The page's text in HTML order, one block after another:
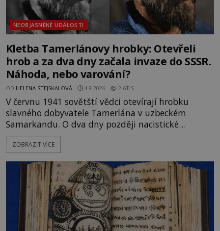
NEOBJASNĚNÉ UDÁLOSTI
Kletba Tamerlánovy hrobky: Otevřeli
hrob a za dva dny začala invaze do SSSR.
Náhoda, nebo varování?
OD HELENA STEJSKALOVÁ 4.8.2026 2.6TIS
V červnu 1941 sovětští vědci otevírají hrobku
slavného dobyvatele Tamerlána v uzbeckém
Samarkandu. O dva dny později nacistické
Německo zahajuje operaci Barbarossa a napadá
Sovětský svaz. Shoda dat je natolik zarážející, že se
na legendě něco pravdy, nebo jde jen o fascinující
souhru okolností? Když antropolog Michail
Gerasimov (1907-1970) a
ZOBRAZIT VÍCE